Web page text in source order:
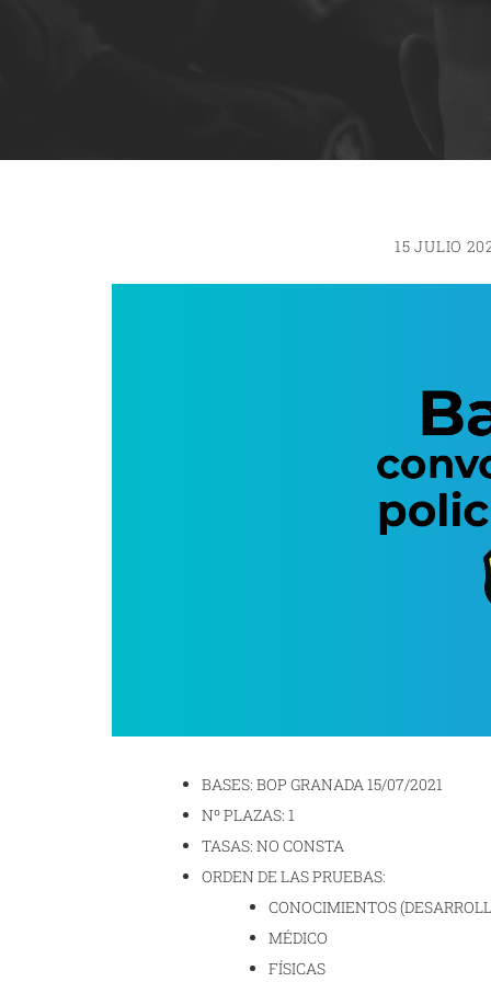
15 JULIO
BASES: BOP GRANADA 15/07/2021
Nº PLAZAS: 1
TASAS: NO CONSTA
ORDEN DE LAS PRUEBAS:
CONOCIMIENTOS
MÉDICO
FÍSICAS